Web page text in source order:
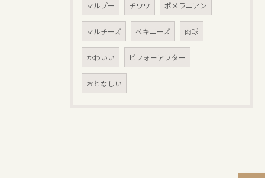
マルプー チワワ ポメラニアン
マルチーズ ペキニーズ 肉球
かわいい ビフォーアフター
おとなしい